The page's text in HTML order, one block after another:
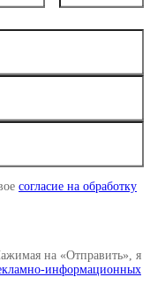
согласие на обработку
на «Отправить», я
информационных